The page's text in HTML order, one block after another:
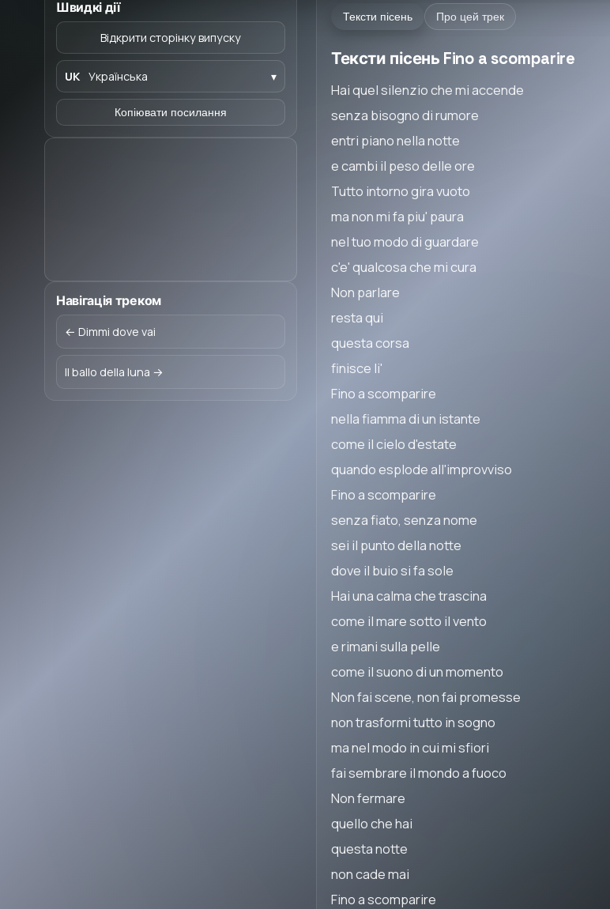
Швидкі дії
Відкрити сторінку випуску
UK Українська ▾
Копіювати посилання
Навігація треком
← Dimmi dove vai
Il ballo della luna →
Тексти пісень Про цей трек
Тексти пісень Fino a scomparire
Hai quel silenzio che mi accende
senza bisogno di rumore
entri piano nella notte
e cambi il peso delle ore
Tutto intorno gira vuoto
ma non mi fa piu' paura
nel tuo modo di guardare
c'e' qualcosa che mi cura
Non parlare
resta qui
questa corsa
finisce li'
Fino a scomparire
nella fiamma di un istante
come il cielo d'estate
quando esplode all'improvviso
Fino a scomparire
senza fiato, senza nome
sei il punto della notte
dove il buio si fa sole
Hai una calma che trascina
come il mare sotto il vento
e rimani sulla pelle
come il suono di un momento
Non fai scene, non fai promesse
non trasformi tutto in sogno
ma nel modo in cui mi sfiori
fai sembrare il mondo a fuoco
Non fermare
quello che hai
questa notte
non cade mai
Fino a scomparire